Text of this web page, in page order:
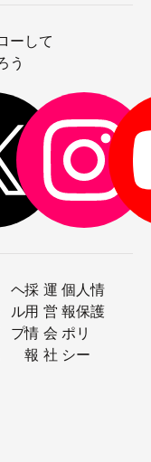
ーして
う
ヘ
ル
プ
採
用
情
報
運
営
会
社
個人情
報保護
ポリ
シー